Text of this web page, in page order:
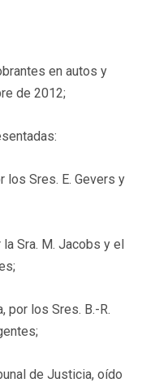
en autos y
de 2012;
los Sres. E. Gevers y
Sra. M. Jacobs y el
por los Sres. B.-R.
de Justicia, oído